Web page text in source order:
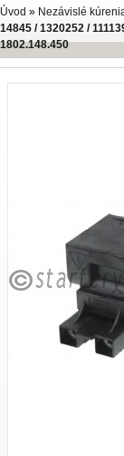
Úvod » Nezávislé
14845 / 1320252 /
1802.148.450